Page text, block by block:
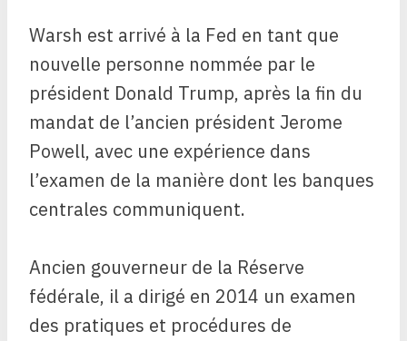
Warsh est arrivé à la Fed en tant que
nouvelle personne nommée par le
président Donald Trump, après la fin du
mandat de l’ancien président Jerome
Powell, avec une expérience dans
l’examen de la manière dont les banques
centrales communiquent.
Ancien gouverneur de la Réserve
fédérale, il a dirigé en 2014 un examen
des pratiques et procédures de